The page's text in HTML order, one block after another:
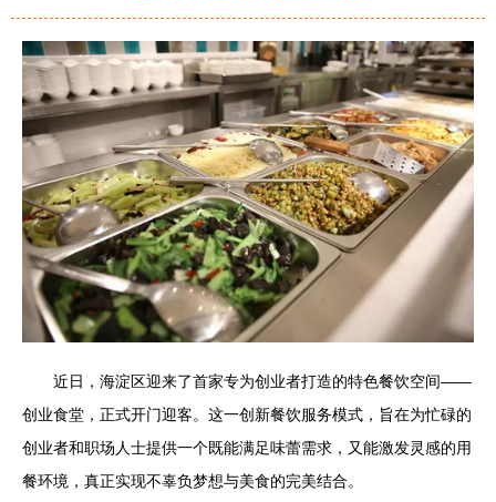
近日，海淀区迎来了首家专为创业者打造的特色餐饮空间——
创业食堂，正式开门迎客。这一创新餐饮服务模式，旨在为忙碌的
创业者和职场人士提供一个既能满足味蕾需求，又能激发灵感的用
餐环境，真正实现不辜负梦想与美食的完美结合。